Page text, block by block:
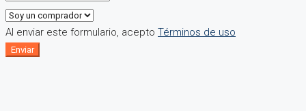
Al enviar este formulario, acepto Términos de uso
Enviar